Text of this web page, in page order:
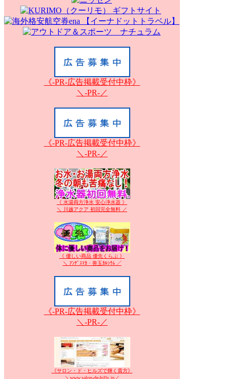
《-PR-広告掲載受付中枠》
＼-PR-／
《-PR-広告掲載受付中枠》
＼-PR-／
《 水湯両方浄水 安心浄水器 》
＼ 川越アクア 初回完全無料 ／
《 優しい商品 優先くらぶ 》
＼ ｱﾝﾃﾞｽﾏｶ・善玉ｶﾙｼｳﾑ ／
《-PR-広告掲載受付中枠》
＼-PR-／
《サロン・ド・ヒルズで輝く貴方》
＼www.salon-de-hills.jp／